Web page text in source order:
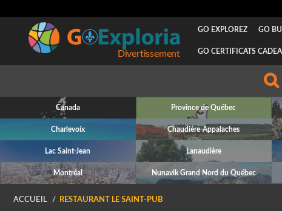
Divertissement
GO EXPLOREZ GO
GO CERTIFICATS
Canada Province de Québec
Charlevoix Chaudière-Appalaches
Lac Saint-Jean Lanaudière
Montréal Nunavik Grand Nord du Québec
ACCUEIL RESTAURANT LE SAINT-PUB